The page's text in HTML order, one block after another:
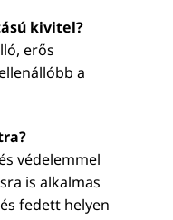
kivitel?
erős
a
védelemmel
is alkalmas
fedett helyen